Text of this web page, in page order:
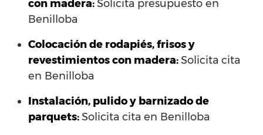
con madera:Solicita presupuesto en
Benilloba
Colocación de rodapiés, frisos y
revestimientos con madera:Solicita cita
en Benilloba
Instalación, pulido y barnizado de
parquets:Solicita cita en Benilloba